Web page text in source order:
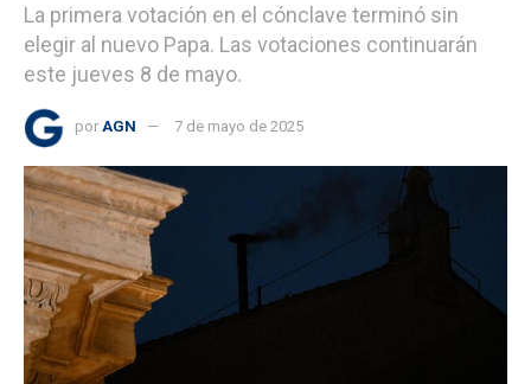
La primera votación en el cónclave terminó sin
elegir al nuevo Papa. Las votaciones continuarán
este jueves 8 de mayo.
por AGN 7 de mayo de 2025